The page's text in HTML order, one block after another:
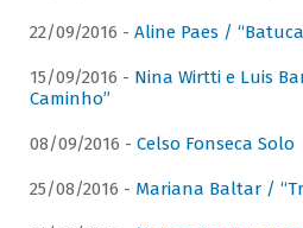
22/09/2016 - Aline Paes /
15/09/2016 - Nina Wirtti e Luis
Caminho”
08/09/2016 - Celso Fonseca Solo
25/08/2016 - Mariana Baltar /